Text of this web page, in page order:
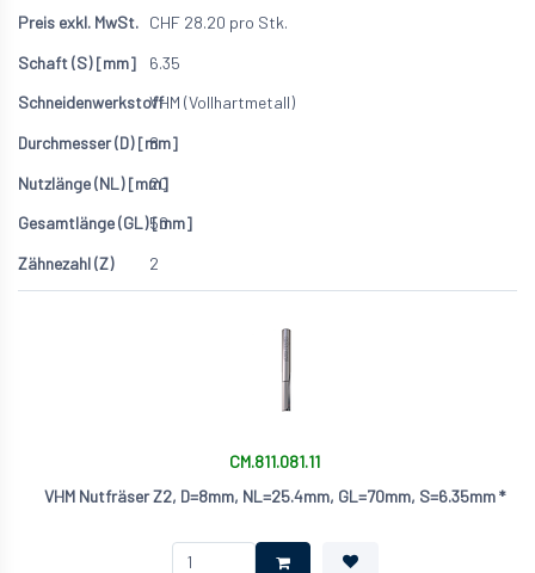
CHF 28.20 pro Stk.
6.35
VHM (Vollhartmetall)
8
20
50
2
CM.811.081.11
VHM Nutfräser Z2, D=8mm, NL=25.4mm, GL=70mm, S=6.35mm *